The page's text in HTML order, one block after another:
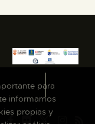
para
informamos
propias y